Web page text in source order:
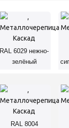
RAL 6029 нежно-
зелёный
RAL 8004